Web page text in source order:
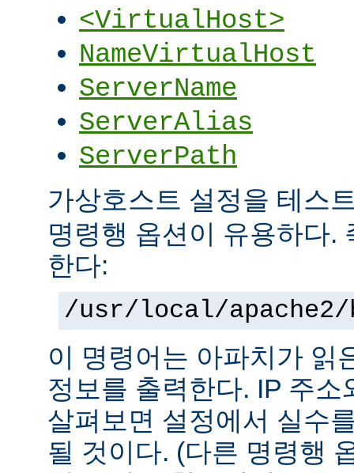
<VirtualHost>
NameVirtualHost
ServerName
ServerAlias
ServerPath
가상호스트 설정을 테스
명령행 옵션이 유용하다.
한다:
/usr/local/
이 명령어는 아파치가 읽
정보를 출력한다. IP 주
살펴보면 설정에서 실수
될 것이다. (다른 명령행